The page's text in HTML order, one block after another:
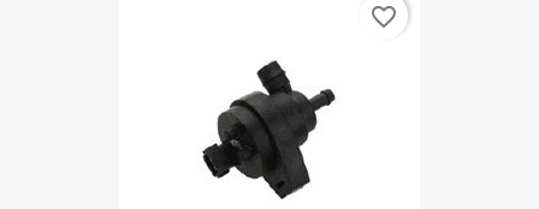
favorite_border